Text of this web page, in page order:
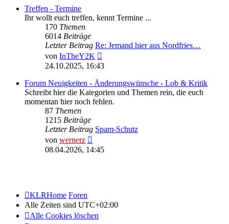
Treffen - Termine
Ihr wollt euch treffen, kennt Termine ...
170 Themen
6014 Beiträge
Letzter Beitrag Re: Jemand hier aus Nordfries…
von InTheY2K
Beitrag
24.10.2025, 16:43
Forum Neuigkeiten - Änderungswünsche - Lob & Kritik
Schreibt hier die Kategorien und Themen rein, die euch
momentan hier noch fehlen.
87 Themen
1215 Beiträge
Letzter Beitrag Spam-Schutz
von wernerz
Beitrag
08.04.2026, 14:45
KLRHome Foren
Alle Zeiten sind UTC+02:00
Alle Cookies löschen